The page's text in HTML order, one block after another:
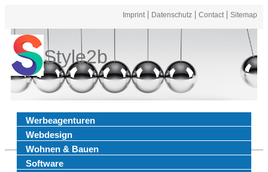
Imprint Datenschutz Contact Sitemap
Style2b
Werbeagenturen
Webdesign
Wohnen & Bauen
Software